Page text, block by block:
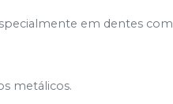
em dentes com
metálicos.